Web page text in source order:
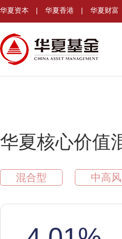
华夏资本 | 华夏香港 | 华夏财富
华夏核心价值
混合型 中高